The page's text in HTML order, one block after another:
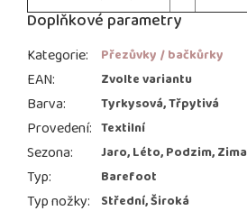
Doplňkové parametry
Kategorie: Přezůvky / bačkůrky
EAN: Zvolte variantu
Barva: Tyrkysová, Třpytivá
Provedení: Textilní
Sezona: Jaro, Léto, Podzim, Zima
Typ: Barefoot
Typ nožky: Střední, Široká